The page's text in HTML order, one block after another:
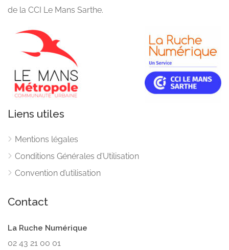
de la CCI Le Mans Sarthe.
Liens utiles
Mentions légales
Conditions Générales d’Utilisation
Convention d’utilisation
Contact
La Ruche Numérique
02 43 21 00 01